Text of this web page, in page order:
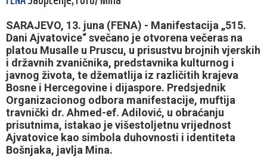
SARAJEVO, 13. juna (FENA) - Manifestacija „515.
Dani Ajvatovice“ svečano je otvorena večeras na
platou Musalle u Pruscu, u prisustvu brojnih vjerskih
i državnih zvaničnika, predstavnika kulturnog i
javnog života, te džematlija iz različitih krajeva
Bosne i Hercegovine i dijaspore. Predsjednik
Organizacionog odbora manifestacije, muftija
travnički dr. Ahmed-ef. Adilović, u obraćanju
prisutnima, istakao je višestoljetnu vrijednost
Ajvatovice kao simbola duhovnosti i identiteta
Bošnjaka, javlja Mina.